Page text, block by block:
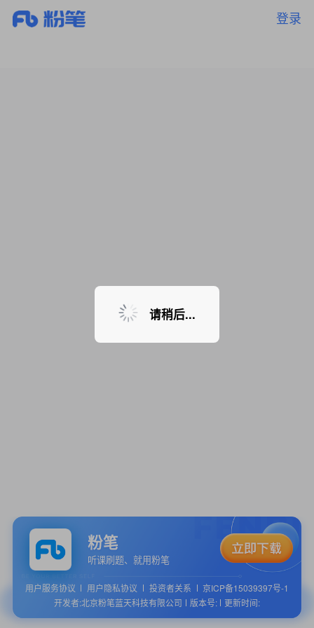
登录
暂无课程，敬请期待
粉笔
听课刷题、就用粉笔
用户服务协议 用户隐私协议 投资者关系
京ICP备15039397号-1
开发者:北京粉笔蓝天科技有限公司
版本号: 更新时间:
请稍后...